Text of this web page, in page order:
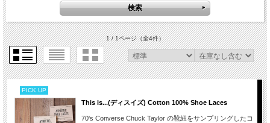
1 / 1ページ（全4件）
PICK UP
This is...(ディスイズ) Cotton 100% Shoe Laces
70's Converse Chuck Taylor の靴紐をサンプリングしたコ